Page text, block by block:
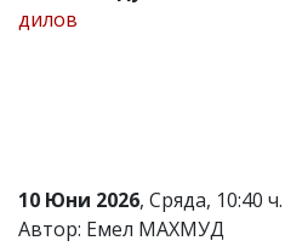
Коментарите
редакцията
не
дилов
10 Юни 2026, Сряда, 10:40 ч.
Автор: Емел МАХМУД